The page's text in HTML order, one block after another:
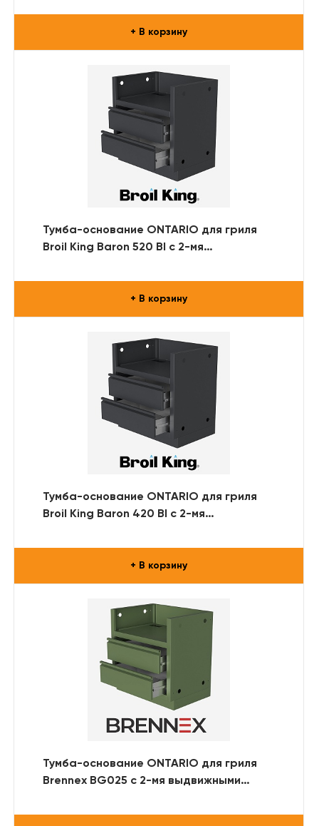
+ В корзину
Тумба-основание ONTARIO для гриля
Broil King Baron 520 BI с 2-мя
+ В корзину
Тумба-основание ONTARIO для гриля
Broil King Baron 420 BI с 2-мя
+ В корзину
Тумба-основание ONTARIO для гриля
Brennex BG025 с 2-мя выдвижными